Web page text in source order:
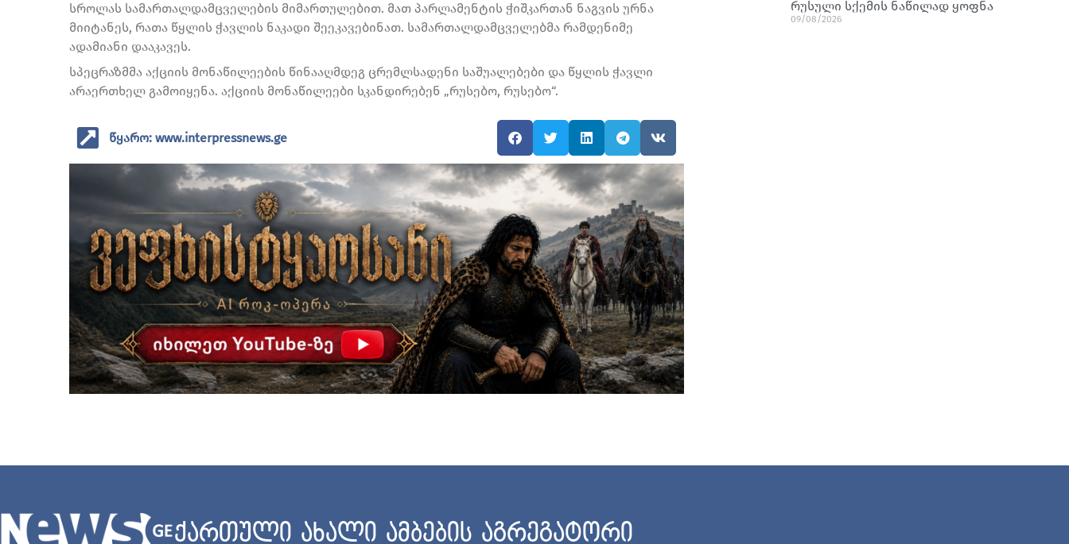
სროლას სამართალდამცველების მიმართულებით. მათ პარლამენტის ჭიშკართან ნაგვის ურნა
მიიტანეს, რათა წყლის ჭავლის ნაკადი შეეკავებინათ. სამართალდამცველებმა რამდენიმე
ადამიანი დააკავეს.
სპეცრაზმმა აქციის მონაწილეების წინააღმდეგ ცრემლსადენი საშუალებები და წყლის ჭავლი
არაერთხელ გამოიყენა. აქციის მონაწილეები სკანდირებენ „რუსებო, რუსებო“.
წყარო: www.interpressnews.ge
რუსული სქემის ნაწილად ყოფნა
09/08/2026
ქართული ახალი ამბების აგრეგატორი